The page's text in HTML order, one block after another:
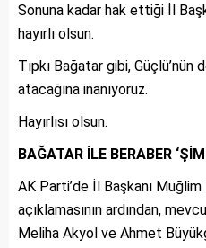
Sonuna kadar hak ettiği İl
hayırlı olsun.
Tıpkı Bağatar gibi, Güçlü’nün
atacağına inanıyoruz.
Hayırlısı olsun.
BAĞATAR İLE BERABER
AK Parti’de İl Başkanı
açıklamasının ardından,
Meliha Akyol ve Ahmet